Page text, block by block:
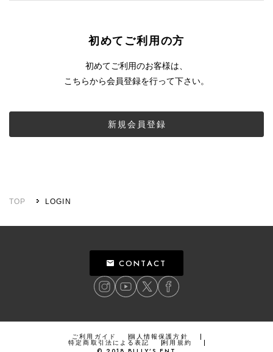
初めてご利用の方
初めてご利用のお客様は、
こちらから会員登録を行って下さい。
新規会員登録
TOP LOGIN
CONTACT
ご利用ガイド 個人情報保護方針
特定商取引法による表記
利用規約